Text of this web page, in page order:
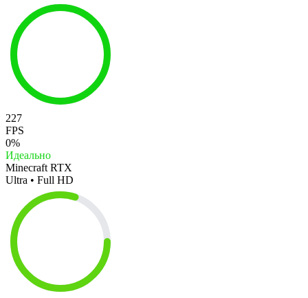
227
FPS
0%
Идеально
Minecraft RTX
Ultra • Full HD